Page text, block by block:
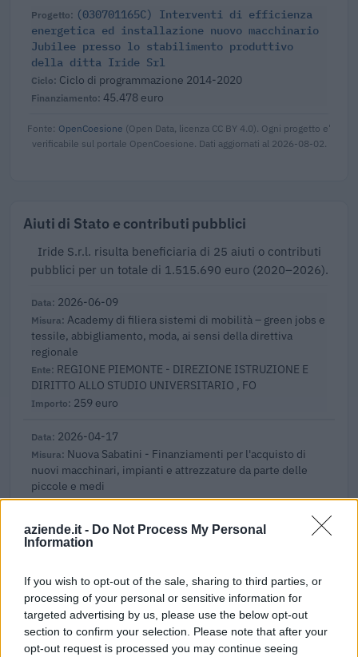
aziende.it - Do Not Process My Personal
Information
If you wish to opt-out of the sale, sharing to third parties, or
processing of your personal or sensitive information for
targeted advertising by us, please use the below opt-out
section to confirm your selection. Please note that after your
opt-out request is processed you may continue seeing
(030701165C) Interventi di efficienza
energetica ed installazione nuovo macchinario
Jubilee presso lo stabilimento produttivo
della ditta Iride Srl
Ciclo di programmazione 2014-2020
45.478 euro
Fonte: OpenCoesione (Open Data, licenza CC BY 4.0). Ogni progetto e'
verificabile sul portale OpenCoesione. Dati aggiornati al 2026-08-02.
Aiuti di Stato e contributi pubblici
Iride S.r.l. risulta beneficiaria di 25 aiuti o contributi
pubblici per un totale di 1.515.690 euro (2020–2026).
2026-06-09
Academy di filiera sistemi di mobilità – green jobs e
tessile, abbigliamento, moda, ai sensi della direttiva
regionale
REGIONE PIEMONTE - DIREZIONE ISTRUZIONE E
DIRITTO ALLO STUDIO UNIVERSITARIO , FO
259 euro
2026-04-17
Nuova Sabatini - Finanziamenti per l'acquisto di
nuovi macchinari, impianti e attrezzature da parte delle
piccole e medi
Ministero delle Imprese e del Made in Italy -
32.447 euro
Rinnovo delle flotte delle imprese piemontesi
UNIONE REGIONALE DELLE CAMERE DI COMMERCIO
INDUSTRIA ARTIGIANATO AGRICOLTURA DEL
18.650 euro